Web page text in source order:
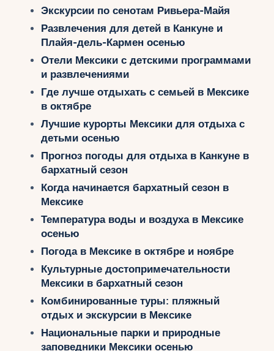
Экскурсии по сенотам Ривьера-Майя
Развлечения для детей в Канкуне и
Плайя-дель-Кармен осенью
Отели Мексики с детскими программами
и развлечениями
Где лучше отдыхать с семьей в Мексике
в октябре
Лучшие курорты Мексики для отдыха с
детьми осенью
Прогноз погоды для отдыха в Канкуне в
бархатный сезон
Когда начинается бархатный сезон в
Мексике
Температура воды и воздуха в Мексике
осенью
Погода в Мексике в октябре и ноябре
Культурные достопримечательности
Мексики в бархатный сезон
Комбинированные туры: пляжный
отдых и экскурсии в Мексике
Национальные парки и природные
заповедники Мексики осенью